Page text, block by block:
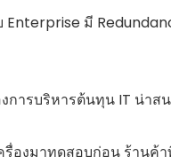
Enterprise มี
การบริหารต้นทุน IT น่าส
องมาทดสอบก่อน ร้านค้